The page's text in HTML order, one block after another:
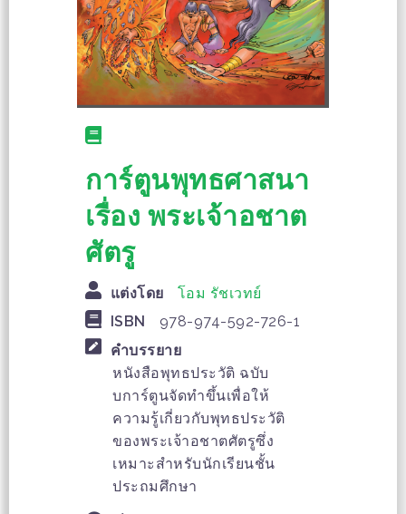
การ์ตูนพุทธศาสนา
เรื่อง พระเจ้าอชาต
ศัตรู
แต่งโดย
โอม รัชเวทย์
ISBN
978-974-592-726-1
คำบรรยาย
หนังสือพุทธประวัติ ฉบับ
บการ์ตูนจัดทำขึ้นเพื่อให้
ความรู้เกี่ยวกับพุทธประวัติ
ของพระเจ้าอชาตศัตรูซึ่ง
เหมาะสำหรับนักเรียนชั้น
ประถมศึกษา